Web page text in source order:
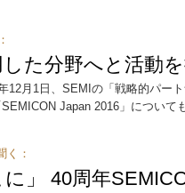
た分野へと活動
12月1日、SEMIの「戦略的パー
Japan 2016」について
く：
に」 40周年